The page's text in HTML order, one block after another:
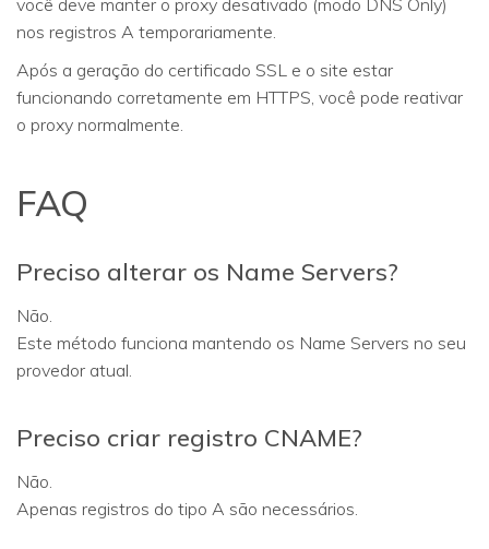
nos registros A temporariamente.
Após a geração do certificado SSL e o site estar
funcionando corretamente em HTTPS, você pode reativar
o proxy normalmente.
FAQ
Preciso alterar os Name Servers?
Não.
Este método funciona mantendo os Name Servers no seu
provedor atual.
Preciso criar registro CNAME?
Não.
Apenas registros do tipo A são necessários.